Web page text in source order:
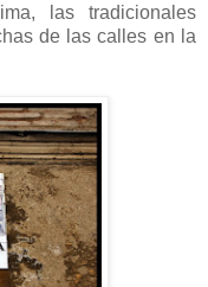
las tradicionales
de las calles en la